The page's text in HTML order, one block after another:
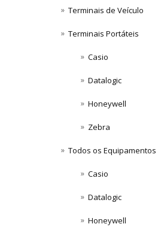
Terminais de Veículo
Terminais Portáteis
Casio
Datalogic
Honeywell
Zebra
Todos os Equipamentos
Casio
Datalogic
Honeywell